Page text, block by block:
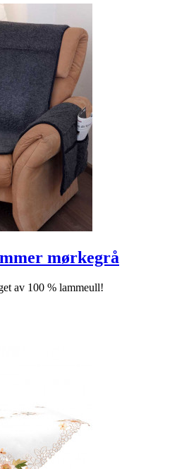
mørkegrå
av 100 % lammeull!